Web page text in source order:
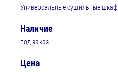
Универсальные сушильные
Наличие
под заказ
Цена